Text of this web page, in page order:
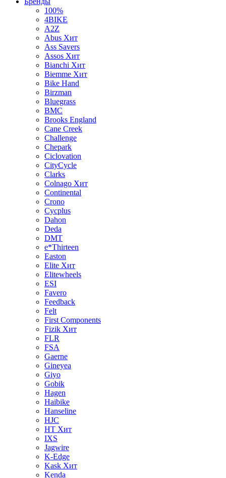
100%
4BIKE
A2Z
Abus Хит
Ass Savers
Assos Хит
Bianchi Хит
Biemme Хит
Bike Hand
Birzman
Bluegrass
BMC
Brooks England
Cane Creek
Challenge
Chepark
Ciclovation
CityCycle
Clarks
Colnago Хит
Continental
Crono
Cycplus
Dahon
Deda
DMT
e*Thirteen
Easton
Elite Хит
Elitewheels
ESI
Favero
Feedback
Felt
First Components
Fizik Хит
FLR
FSA
Gaerne
Gineyea
Giyo
Gobik
Hagen
Haibike
Hanseline
HJC
HT Хит
IXS
Jagwire
K-Edge
Kask Хит
Kenda